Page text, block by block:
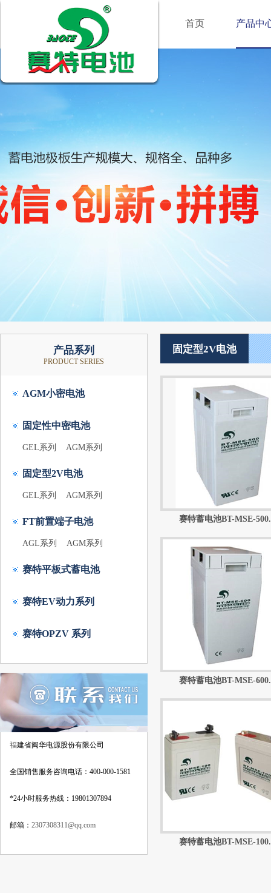
首页 产品中
产品系列
PRODUCT SERIES
AGM小密电池
固定性中密电池
GEL系列 AGM系列
固定型2V电池
GEL系列 AGM系列
FT前置端子电池
AGL系列 AGM系列
赛特平板式蓄电池
赛特EV动力系列
赛特OPZV 系列
福建省闽华电源股份有限公司
全国销售服务咨询电话：400-000-1581
*24小时服务热线：19801307894
邮箱： 2307308311@qq.com
固定型2V电池
赛特蓄电池BT-MSE-
赛特蓄电池BT-MSE-
赛特蓄电池BT-MSE-